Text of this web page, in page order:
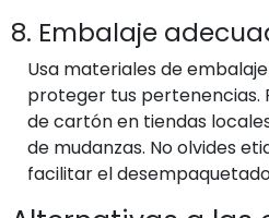
8. Embalaje
Usa materiales de
proteger tus pertenencias.
de cartón en tiendas
de mudanzas. No olvides
facilitar el